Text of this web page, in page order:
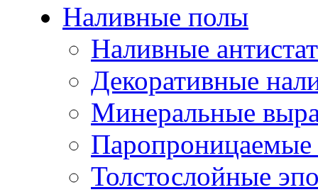
Наливные полы
Наливные
Декоративные
Минеральные
Толстослойные